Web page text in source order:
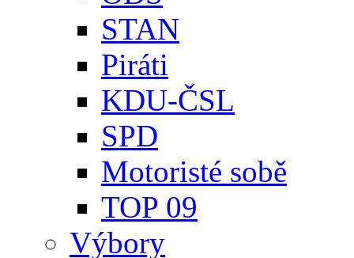
STAN
Piráti
KDU-ČSL
SPD
Motoristé sobě
TOP 09
Výbory